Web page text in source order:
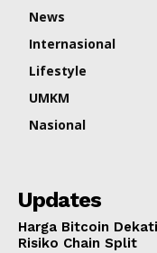
News
Internasional
Lifestyle
UMKM
Nasional
Updates
Harga Bitcoin
Risiko Chain Split